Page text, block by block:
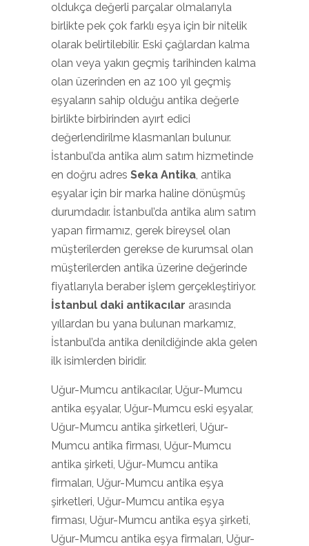
oldukça değerli parçalar olmalarıyla
birlikte pek çok farklı eşya için bir nitelik
olarak belirtilebilir. Eski çağlardan kalma
olan veya yakın geçmiş tarihinden kalma
olan üzerinden en az 100 yıl geçmiş
eşyaların sahip olduğu antika değerle
birlikte birbirinden ayırt edici
değerlendirilme klasmanları bulunur.
İstanbul’da antika alım satım hizmetinde
en doğru adres Seka Antika, antika
eşyalar için bir marka haline dönüşmüş
durumdadır. İstanbul’da antika alım satım
yapan firmamız, gerek bireysel olan
müşterilerden gerekse de kurumsal olan
müşterilerden antika üzerine değerinde
fiyatlarıyla beraber işlem gerçekleştiriyor.
İstanbul daki antikacılar arasında
yıllardan bu yana bulunan markamız,
İstanbul’da antika denildiğinde akla gelen
ilk isimlerden biridir.
Uğur-Mumcu antikacılar, Uğur-Mumcu
antika eşyalar, Uğur-Mumcu eski eşyalar,
Uğur-Mumcu antika şirketleri, Uğur-
Mumcu antika firması, Uğur-Mumcu
antika şirketi, Uğur-Mumcu antika
firmaları, Uğur-Mumcu antika eşya
şirketleri, Uğur-Mumcu antika eşya
firması, Uğur-Mumcu antika eşya şirketi,
Uğur-Mumcu antika eşya firmaları, Uğur-